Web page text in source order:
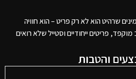
שרהיט הוא לא רק פריט – הוא חוויה
פריטים ייחודיים וסטייל שלא רואים
והטבות